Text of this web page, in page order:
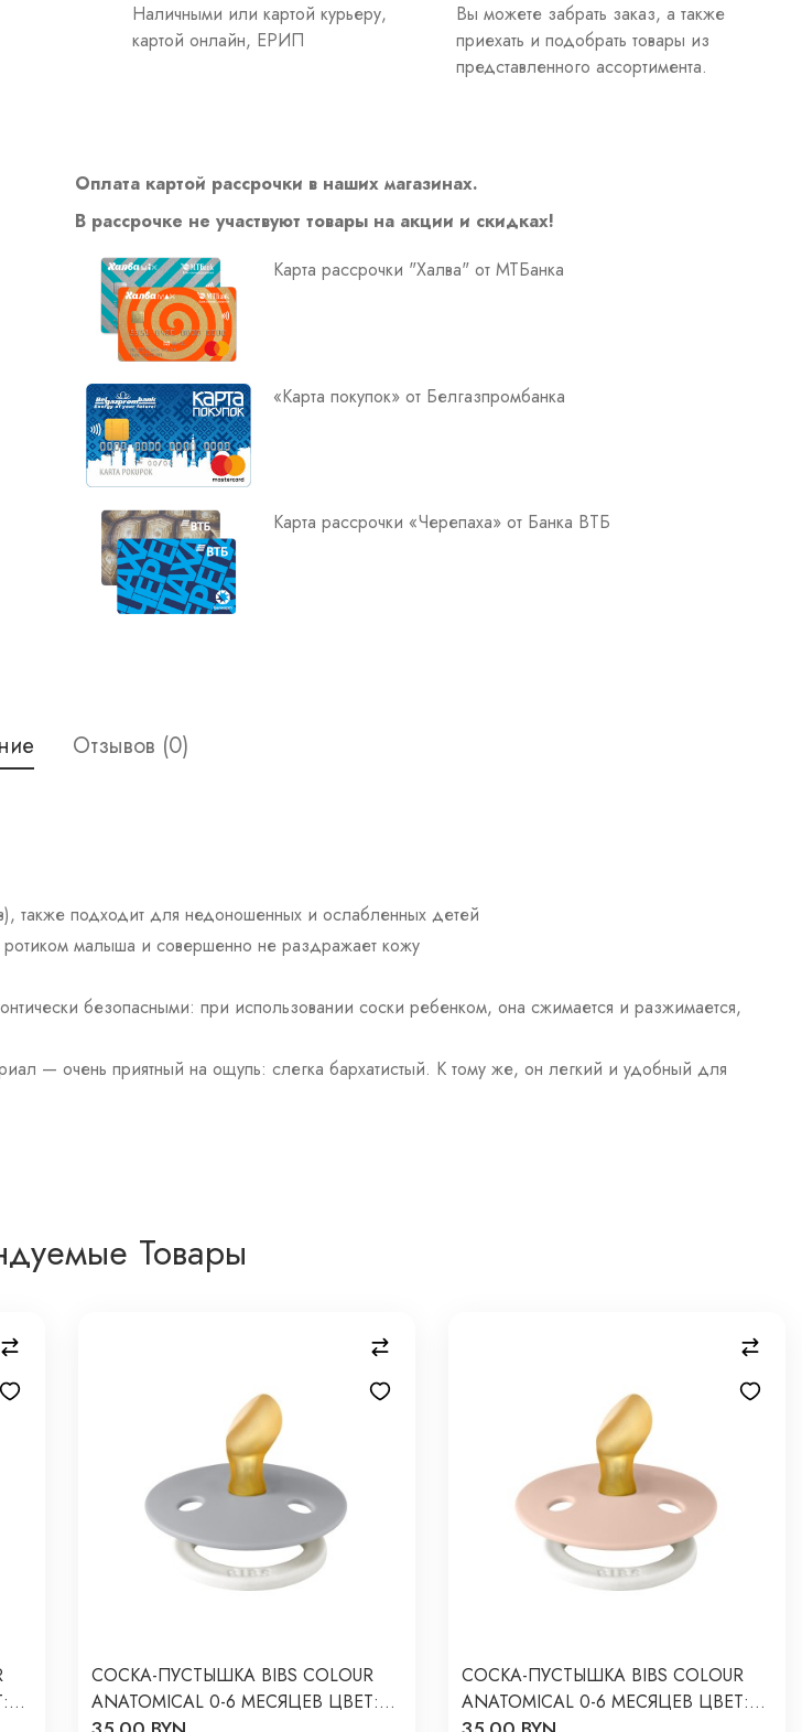
Наличными или картой курьеру,
картой онлайн, ЕРИП
Вы можете забрать заказ, а также
приехать и подобрать товары из
представленного ассортимента.
Оплата картой рассрочки в наших магазинах.
В рассрочке не участвуют товары на акции и скидках!
Карта рассрочки "Халва" от МТБанка
«Карта покупок» от Белгазпромбанка
Карта рассрочки «Черепаха» от Банка ВТБ
Отзывов (0)
также подходит для недоношенных и ослабленных детей
малыша и совершенно не раздражает кожу
безопасными: при использовании соски ребенком, она сжимается и разжимается,
— очень приятный на ощупь: слегка бархатистый. К тому же, он легкий и удобный для
Товары
СОСКА-ПУСТЫШКА BIBS COLOUR
ANATOMICAL 0-6 МЕСЯЦЕВ ЦВЕТ:
СОСКА-ПУСТЫШКА BIBS COLOUR
ANATOMICAL 0-6 МЕСЯЦЕВ ЦВЕТ: